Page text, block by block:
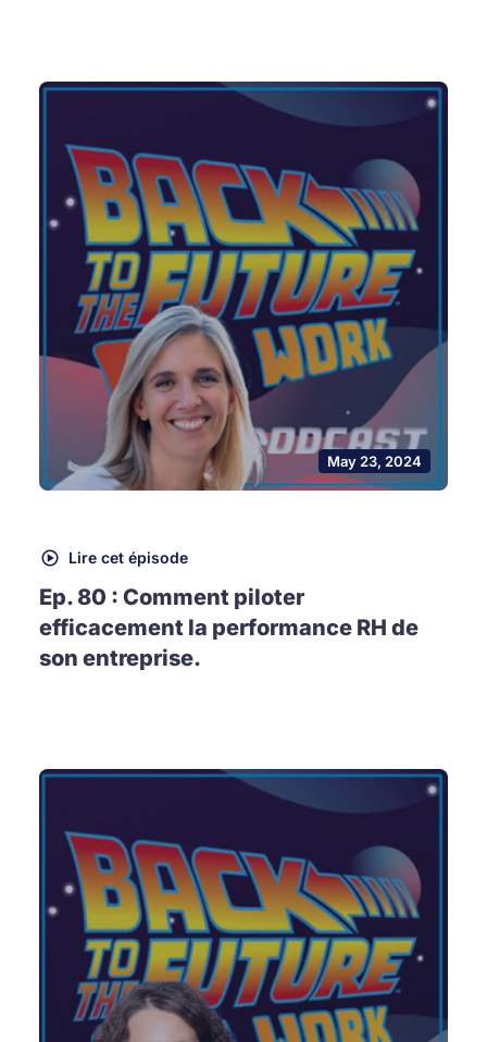
May 23, 2024
Lire cet épisode
Ep. 80 : Comment piloter
efficacement la performance RH de
son entreprise.